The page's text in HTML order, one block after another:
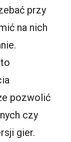
przy
na nich
pozwolić
czy
gier.